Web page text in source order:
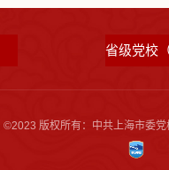
省级党校
©2023 版权所有：中共上海市委党